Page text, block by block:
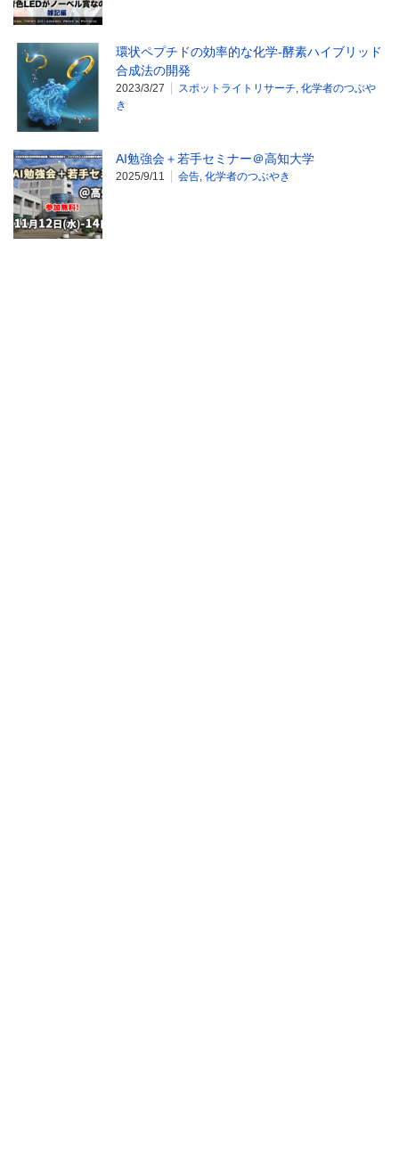
環状ペプチドの効率的な化学-酵素ハイブリッド
合成法の開発
2023/3/27 スポットライトリサーチ 化学者のつぶや
き
AI勉強会＋若手セミナー＠高知大学
2025/9/11 会告 化学者のつぶやき